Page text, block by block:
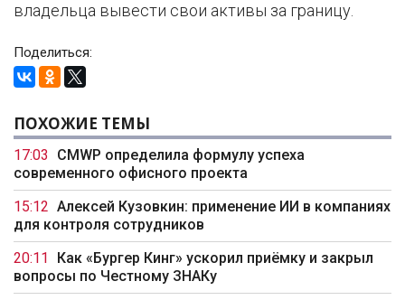
владельца вывести свои активы за границу.
Поделиться:
ПОХОЖИЕ ТЕМЫ
17:03
CMWP определила формулу успеха
современного офисного проекта
15:12 Алексей Кузовкин: применение ИИ в компаниях
для контроля сотрудников
20:11
Как «Бургер Кинг» ускорил приёмку и закрыл
вопросы по Честному ЗНАКу